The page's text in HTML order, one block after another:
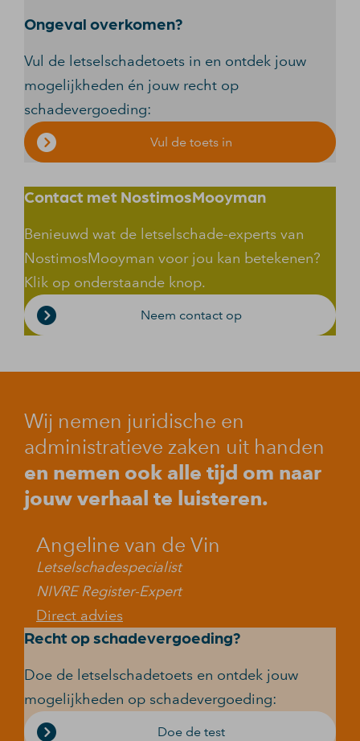
Ongeval overkomen?
Vul de letselschadetoets in en ontdek jouw
mogelijkheden én jouw recht op
schadevergoeding:
Vul de toets in
Contact met NostimosMooyman
Benieuwd wat de letselschade-experts van
NostimosMooyman voor jou kan betekenen?
Klik op onderstaande knop.
Neem contact op
Wij nemen juridische en
administratieve zaken uit handen
en nemen ook alle tijd om naar
jouw verhaal te luisteren.
Angeline van de Vin
Letselschadespecialist
NIVRE Register-Expert
Direct advies
Recht op schadevergoeding?
Doe de letselschadetoets en ontdek jouw
mogelijkheden op schadevergoeding:
Doe de test